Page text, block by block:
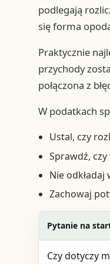
podlegają
się forma
Praktycznie
przychody
połączona z
W podatkach
Ustal, czy
Sprawdź,
Nie odkładaj
Zachowaj
Pytanie na
Czy dotyczy